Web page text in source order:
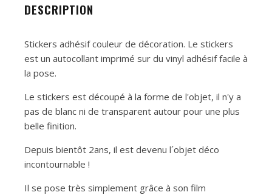
DESCRIPTION
Stickers adhésif couleur de décoration. Le stickers
est un autocollant imprimé sur du vinyl adhésif facile à
la pose.
Le stickers est découpé à la forme de l'objet, il n'y a
pas de blanc ni de transparent autour pour une plus
belle finition.
Depuis bientôt 2ans, il est devenu l´objet déco
incontournable !
Il se pose très simplement grâce à son film